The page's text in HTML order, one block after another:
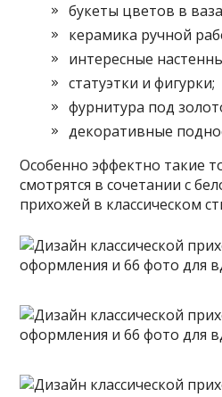
букеты цветов в
керамика ручной
интересные
статуэтки и фигурки;
фурнитура под
декоративные
Особенно эффектно такие
смотрятся в сочетании с
прихожей в классическом